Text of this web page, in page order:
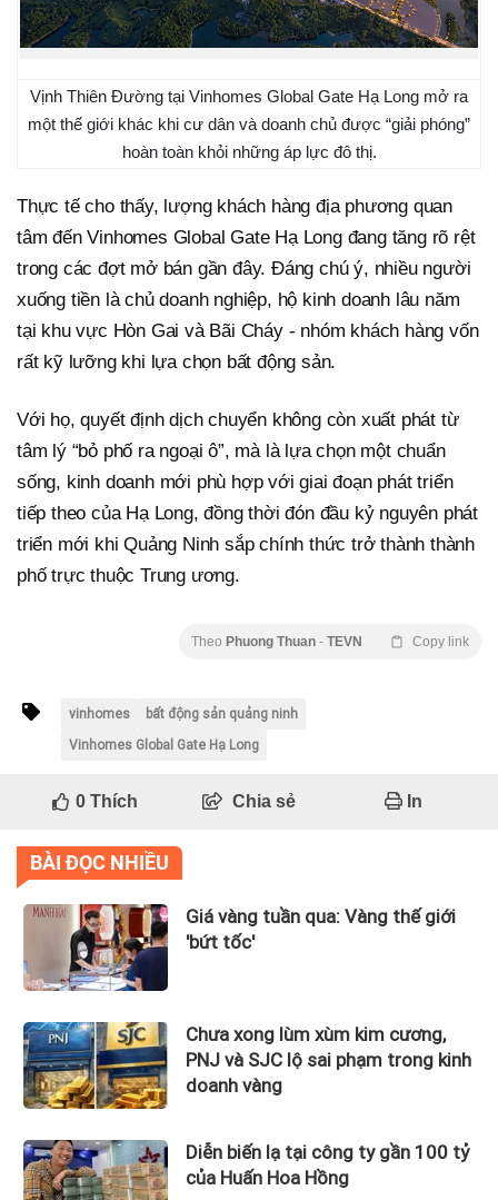
Vịnh Thiên Đường tại Vinhomes Global Gate Hạ Long mở ra
một thế giới khác khi cư dân và doanh chủ được “giải phóng”
hoàn toàn khỏi những áp lực đô thị.
Thực tế cho thấy, lượng khách hàng địa phương quan
tâm đến Vinhomes Global Gate Hạ Long đang tăng rõ rệt
trong các đợt mở bán gần đây. Đáng chú ý, nhiều người
xuống tiền là chủ doanh nghiệp, hộ kinh doanh lâu năm
tại khu vực Hòn Gai và Bãi Cháy - nhóm khách hàng vốn
rất kỹ lưỡng khi lựa chọn bất động sản.
Với họ, quyết định dịch chuyển không còn xuất phát từ
tâm lý “bỏ phố ra ngoại ô”, mà là lựa chọn một chuẩn
sống, kinh doanh mới phù hợp với giai đoạn phát triển
tiếp theo của Hạ Long, đồng thời đón đầu kỷ nguyên phát
triển mới khi Quảng Ninh sắp chính thức trở thành thành
phố trực thuộc Trung ương.
Theo Phuong Thuan - TEVN Copy link
vinhomes
bất động sản quảng ninh
Vinhomes Global Gate Hạ Long
0Thích Chia sẻ In
BÀI ĐỌC NHIỀU
Giá vàng tuần qua: Vàng thế giới
'bứt tốc'
Chưa xong lùm xùm kim cương,
PNJ và SJC lộ sai phạm trong kinh
doanh vàng
Diễn biến lạ tại công ty gần 100 tỷ
của Huấn Hoa Hồng